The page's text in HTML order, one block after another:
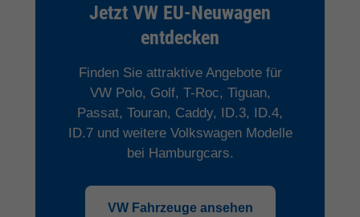
Jetzt VW EU-Neuwagen
entdecken
Finden Sie attraktive Angebote für
VW Polo, Golf, T-Roc, Tiguan,
Passat, Touran, Caddy, ID.3, ID.4,
ID.7 und weitere Volkswagen Modelle
bei Hamburgcars.
VW Fahrzeuge ansehen